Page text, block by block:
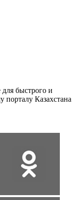
быстрого и
порталу Казахстана